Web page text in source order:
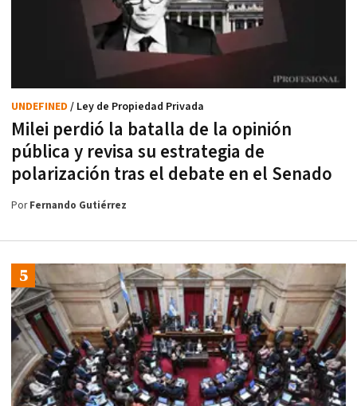
Milei perdió la batalla de la opinión
pública y revisa su estrategia de
polarización tras el debate en el Senado
UNDEFINED / Ley de Propiedad Privada
PorFernando Gutiérrez